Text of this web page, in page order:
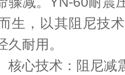
生，以其阻尼技
耐用。
技术：阻尼减震